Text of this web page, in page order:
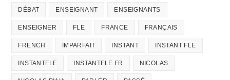
DÉBAT ENSEIGNANT ENSEIGNANTS
ENSEIGNER FLE FRANCE FRANÇAIS
FRENCH IMPARFAIT INSTANT INSTANT FLE
INSTANTFLE INSTANTFLE.FR NICOLAS